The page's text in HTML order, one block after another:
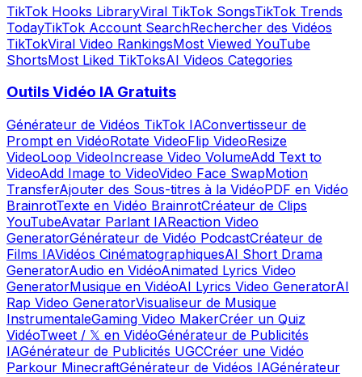
TikTok Hooks LibraryViral TikTok SongsTikTok Trends
TodayTikTok Account SearchRechercher des Vidéos
TikTokViral Video RankingsMost Viewed YouTube
ShortsMost Liked TikToksAI Videos Categories
Outils Vidéo IA Gratuits
Générateur de Vidéos TikTok IAConvertisseur de
Prompt en VidéoRotate VideoFlip VideoResize
VideoLoop VideoIncrease Video VolumeAdd Text to
VideoAdd Image to VideoVideo Face SwapMotion
TransferAjouter des Sous-titres à la VidéoPDF en Vidéo
BrainrotTexte en Vidéo BrainrotCréateur de Clips
YouTubeAvatar Parlant IAReaction Video
GeneratorGénérateur de Vidéo PodcastCréateur de
Films IAVidéos CinématographiquesAI Short Drama
GeneratorAudio en VidéoAnimated Lyrics Video
GeneratorMusique en VidéoAI Lyrics Video GeneratorAI
Rap Video GeneratorVisualiseur de Musique
InstrumentaleGaming Video MakerCréer un Quiz
VidéoTweet / 𝕏 en VidéoGénérateur de Publicités
IAGénérateur de Publicités UGCCréer une Vidéo
Parkour MinecraftGénérateur de Vidéos IAGénérateur